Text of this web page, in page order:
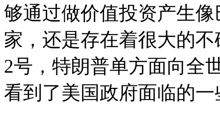
够通过做价值投资产生
家，还是存在着很大的
2号，特朗普单方面向全
看到了美国政府面临的